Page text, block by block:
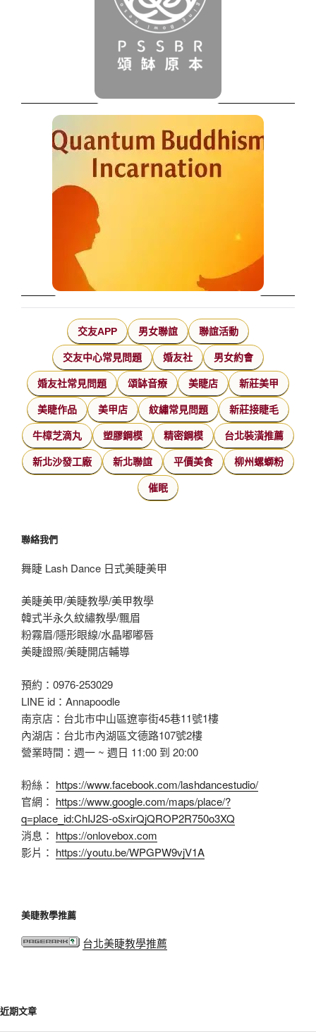
交友APP 男女聯誼 聯誼活動
交友中心常見問題 婚友社 男女約會
婚友社常見問題 頌缽音療 美睫店 新莊美甲
美睫作品 美甲店 紋繡常見問題 新莊接睫毛
牛樟芝滴丸 塑膠鋼模 精密鋼模 台北裝潢推薦
新北沙發工廠 新北聯誼 平價美食 柳州螺螄粉
催眠
聯絡我們
舞睫 Lash Dance 日式美睫美甲
美睫美甲/美睫教學/美甲教學
韓式半永久紋繡教學/飄眉
粉霧眉/隱形眼線/水晶嘟嘟唇
美睫證照/美睫開店輔導
預約：0976-253029
LINE id：Annapoodle
南京店：台北市中山區遼寧街45巷11號1樓
內湖店：台北市內湖區文德路107號2樓
營業時間：週一 ~ 週日 11:00 到 20:00
粉絲： https://www.facebook.com/lashdancestudio/
官網： https://www.google.com/maps/place/?
q=place_id:ChIJ2S-oSxirQjQROP2R750o3XQ
消息： https://onlovebox.com
影片： https://youtu.be/WPGPW9vjV1A
美睫教學推薦
台北美睫教學推薦
近期文章